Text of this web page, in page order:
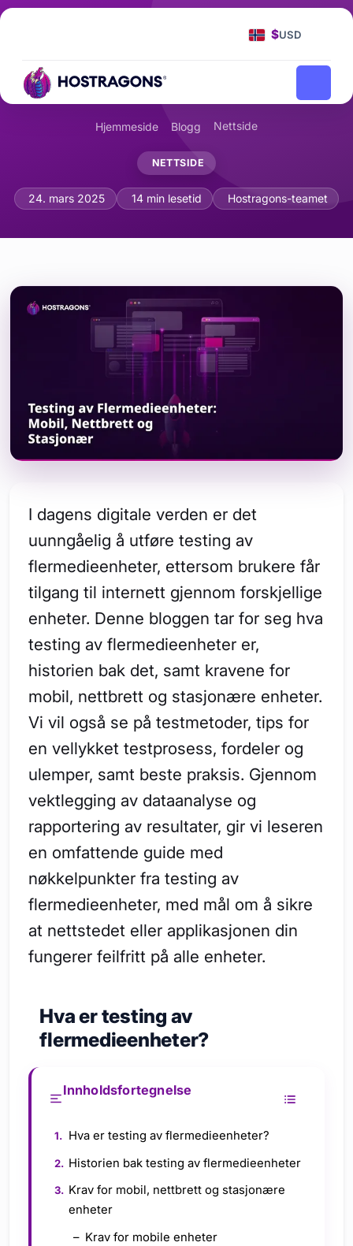
$USD
Hjemmeside Blogg Nettside
NETTSIDE
Testing av Flermedieenheter: Mobil,
24. mars 2025 14 min lesetid Hostragons-teamet
I dagens digitale verden er det
uunngåelig å utføre testing av
flermedieenheter, ettersom brukere får
tilgang til internett gjennom forskjellige
enheter. Denne bloggen tar for seg hva
testing av flermedieenheter er,
historien bak det, samt kravene for
mobil, nettbrett og stasjonære enheter.
Vi vil også se på testmetoder, tips for
en vellykket testprosess, fordeler og
ulemper, samt beste praksis. Gjennom
vektlegging av dataanalyse og
rapportering av resultater, gir vi leseren
en omfattende guide med
nøkkelpunkter fra testing av
flermedieenheter, med mål om å sikre
at nettstedet eller applikasjonen din
fungerer feilfritt på alle enheter.
Hva er testing av
flermedieenheter?
Innholdsfortegnelse
Hva er testing av flermedieenheter?
Historien bak testing av flermedieenheter
Krav for mobil, nettbrett og stasjonære
enheter
Krav for mobile enheter